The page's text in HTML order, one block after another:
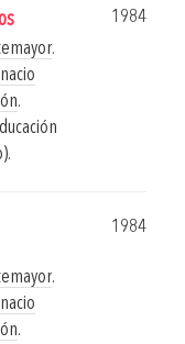
1984
.
.
1984
.
.